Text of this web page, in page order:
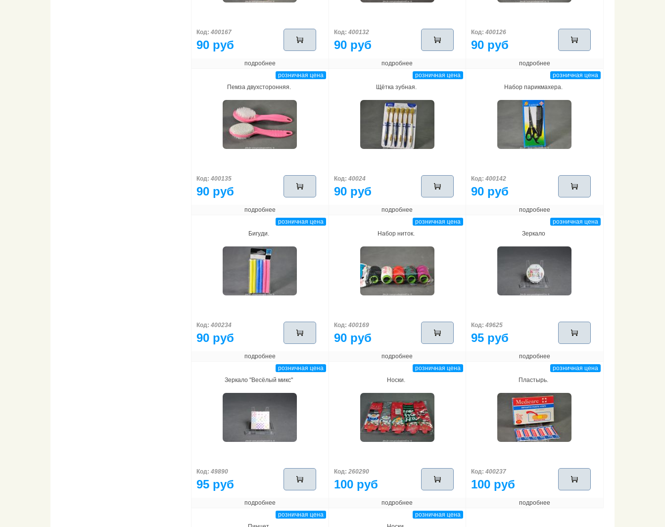
Код: 400167
90 руб
подробнее
Код: 400132
90 руб
подробнее
Код: 400126
90 руб
подробнее
розничная цена
Пемза двухсторонняя.
Код: 400135
90 руб
подробнее
розничная цена
Щётка зубная.
Код: 40024
90 руб
подробнее
розничная цена
Набор парикмахера.
Код: 400142
90 руб
подробнее
розничная цена
Бигуди.
Код: 400234
90 руб
подробнее
розничная цена
Набор ниток.
Код: 400169
90 руб
подробнее
розничная цена
Зеркало
Код: 49625
95 руб
подробнее
розничная цена
Зеркало "Весёлый микс"
Код: 49890
95 руб
подробнее
розничная цена
Носки.
Код: 260290
100 руб
подробнее
розничная цена
Пластырь.
Код: 400237
100 руб
подробнее
розничная цена
розничная цена